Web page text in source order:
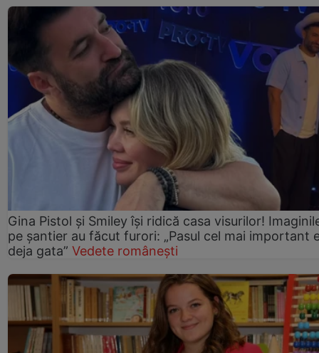
Gina Pistol și Smiley își ridică casa visurilor!
pe șantier au făcut furori: „Pasul cel mai important
deja gata” Vedete românești